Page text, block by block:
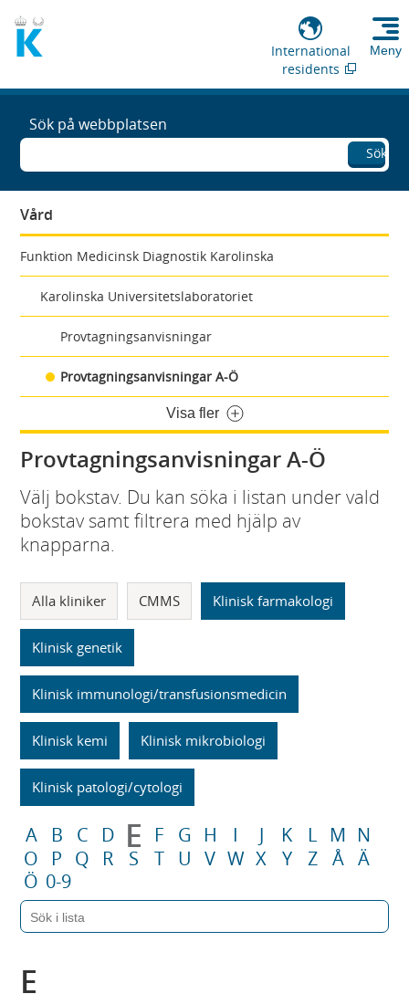
International
residents
Meny
Sök på webbplatsen
Sök
Vård
Funktion Medicinsk Diagnostik Karolinska
Karolinska Universitetslaboratoriet
Provtagningsanvisningar
Provtagningsanvisningar A-Ö
Visa fler
Provtagningsanvisningar A-Ö
Välj bokstav. Du kan söka i listan under vald
bokstav samt filtrera med hjälp av
knapparna.
Alla kliniker CMMS Klinisk farmakologi
Klinisk genetik
Klinisk immunologi/transfusionsmedicin
Klinisk kemi Klinisk mikrobiologi
Klinisk patologi/cytologi
A B C D E F G H I J K L M N
O
P Q R S T U V W X Y Z Å Ä
Ö 0-9
E